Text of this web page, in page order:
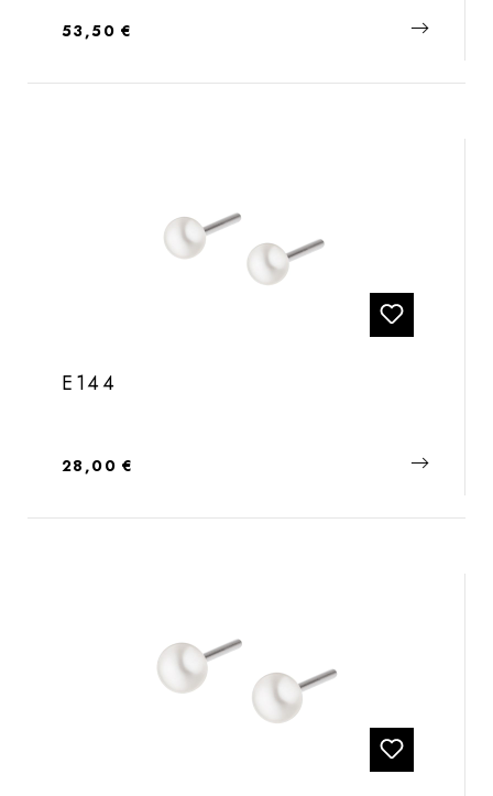
Regulärer Preis:
53,50 €
E144
Regulärer Preis:
28,00 €